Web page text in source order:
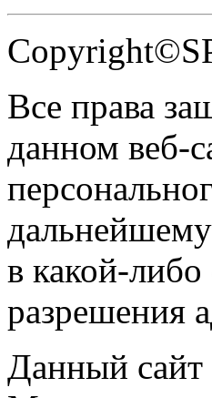
Все права
данном веб-
в какой-
разрешения
Данный